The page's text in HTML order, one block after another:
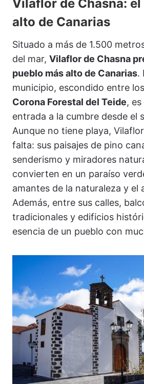
Vilaflor de Chasna:
alto de Canarias
Situado a más de 1.500
del mar, Vilaflor de Chasna
pueblo más alto de Canarias.
municipio, escondido entre
Corona Forestal del Teide,
entrada a la cumbre desde el
Aunque no tiene playa,
falta: sus paisajes de pino
senderismo y miradores
convierten en un paraíso
amantes de la naturaleza y el
Además, entre sus calles,
tradicionales y edificios
esencia de un pueblo con